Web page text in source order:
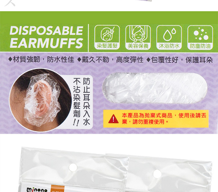
時審查核予不同之上限額度；若仍有額度不足之情形，本公司將視審查結果
請求用戶進行身份認證。
恩沛科技股份有限公司將有權停止該用戶之使用額度並採取法律行動。
每筆NT$150，滿NT$3,000(含以上)免運費